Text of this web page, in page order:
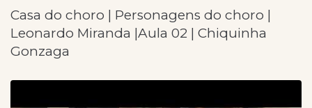
Casa do choro | Personagens do choro |
Leonardo Miranda |Aula 02 | Chiquinha
Gonzaga